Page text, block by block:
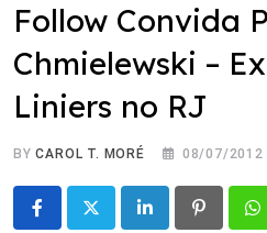
Follow Convida
Chmielewski –
Liniers no RJ
BYCAROL T. MORÉ 08/07/2012
LinkedIn Pinterest